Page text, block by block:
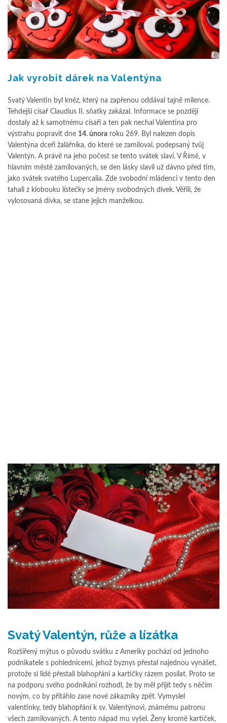
Jak vyrobit dárek na Valentýna
Svatý Valentin byl kněz, který na zapřenou oddával tajně milence.
Tehdejší císař Claudius II. sňatky zakázal. Informace se později
dostaly až k samotnému císaři a ten pak nechal Valentina pro
výstrahu popravit dne 14. února roku 269. Byl nalezen dopis
Valentýna dceři žalářníka, do které se zamiloval, podepsaný tvůj
Valentýn. A právě na jeho počest se tento svátek slaví. V Římě, v
hlavním městě zamilovaných, se den lásky slavil už dávno před tím,
jako svátek svatého Lupercalia. Zde svobodní mládenci v tento den
tahali z klobouku lístečky se jmény svobodných dívek. Věřili, že
vylosovaná dívka, se stane jejich manželkou.
Svatý Valentýn, růže a lízátka
Rozšířený mýtus o původu svátku z Ameriky pochází od jednoho
podnikatele s pohlednicemi, jehož byznys přestal najednou vynášet,
protože si lidé přestali blahopřání a kartičky rázem posílat. Proto se
na podporu svého podnikání rozhodl, že by měl přijít tedy s něčím
novým, co by přitáhlo zase nové zákazníky zpět. Vymyslel
valentinky, tedy blahopřání k sv. Valentýnovi, známému patronu
všech zamilovaných. A tento nápad mu vyšel. Ženy kromě kartiček,